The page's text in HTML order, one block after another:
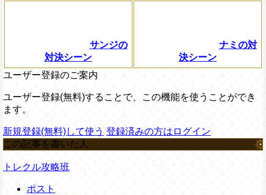
サンジの
対決シーン
ナミの対
決シーン
ユーザー登録のご案内
ユーザー登録(無料)することで、この機能を使うことができ
ます。
新規登録(無料)して使う 登録済みの方はログイン
この記事を書いた人
トレクル攻略班
ポスト